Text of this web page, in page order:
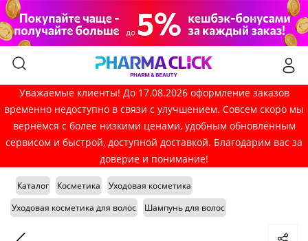
Уважаемые клиенты! До 17.08.2026 оформление заказов
временно недоступно в связи с улучшением. Совсем скоро мы
вернёмся с более низкими ценами, удобным обновлённым
сервисом и быстрой, доступной доставкой. Благодарим вас за
доверие и понимание!
Каталог Косметика
Уходовая косметика
Уходовая косметика для волос
Шампунь для волос